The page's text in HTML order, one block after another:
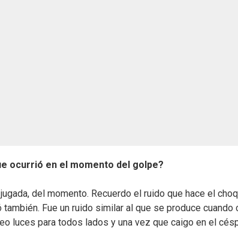
ocurrió en el momento del golpe?
del momento. Recuerdo el ruido que hace el
Fue un ruido similar al que se produce
luces para todos lados y una vez que caigo en el